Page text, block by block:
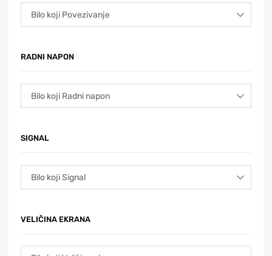
RADNI NAPON
SIGNAL
VELIČINA EKRANA